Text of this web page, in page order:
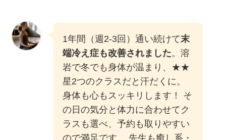
1年間（週2-3回）通い続けて末
端冷え症も改善されました。溶
岩で冬でも身体が温まり、★★
星2つのクラスだと汗だくに。
身体も心もスッキリします！ そ
の日の気分と体力に合わせてク
ラスも選べ、予約も取りやすい